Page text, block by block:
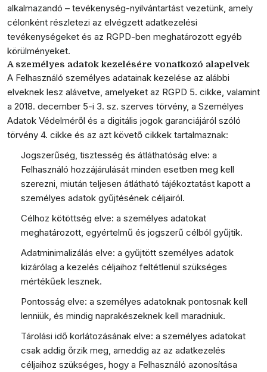
alkalmazandó – tevékenység-nyilvántartást vezetünk, amely
célonként részletezi az elvégzett adatkezelési
tevékenységeket és az RGPD-ben meghatározott egyéb
körülményeket.
A személyes adatok kezelésére vonatkozó alapelvek
A Felhasználó személyes adatainak kezelése az alábbi
elveknek lesz alávetve, amelyeket az RGPD 5. cikke, valamint
a 2018. december 5-i 3. sz. szerves törvény, a Személyes
Adatok Védelméről és a digitális jogok garanciájáról szóló
törvény 4. cikke és az azt követő cikkek tartalmaznak:
Jogszerűség, tisztesség és átláthatóság elve: a
Felhasználó hozzájárulását minden esetben meg kell
szerezni, miután teljesen átlátható tájékoztatást kapott a
személyes adatok gyűjtésének céljairól.
Célhoz kötöttség elve: a személyes adatokat
meghatározott, egyértelmű és jogszerű célból gyűjtik.
Adatminimalizálás elve: a gyűjtött személyes adatok
kizárólag a kezelés céljaihoz feltétlenül szükséges
mértékűek lesznek.
Pontosság elve: a személyes adatoknak pontosnak kell
lenniük, és mindig naprakészeknek kell maradniuk.
Tárolási idő korlátozásának elve: a személyes adatokat
csak addig őrzik meg, ameddig az az adatkezelés
céljaihoz szükséges, hogy a Felhasználó azonosítása